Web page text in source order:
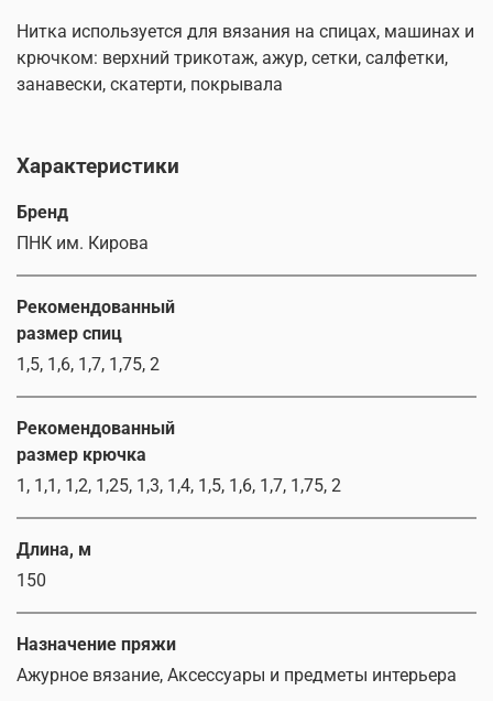
Нитка используется для вязания на спицах, машинах и
крючком: верхний трикотаж, ажур, сетки, салфетки,
занавески, скатерти, покрывала
Характеристики
Бренд
ПНК им. Кирова
Рекомендованный
размер спиц
1,5, 1,6, 1,7, 1,75, 2
Рекомендованный
размер крючка
1, 1,1, 1,2, 1,25, 1,3, 1,4, 1,5, 1,6, 1,7, 1,75, 2
Длина, м
150
Назначение пряжи
Ажурное вязание, Аксессуары и предметы интерьера